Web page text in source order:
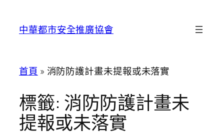
中華都市安全推廣協會
首頁 » 消防防護計畫未提報或未落實
標籤: 消防防護計畫未
提報或未落實